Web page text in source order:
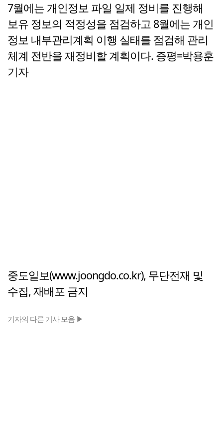
7월에는 개인정보 파일 일제 정비를 진행해
보유 정보의 적정성을 점검하고 8월에는 개인
정보 내부관리계획 이행 실태를 점검해 관리
체계 전반을 재정비할 계획이다. 증평=박용훈
기자
중도일보(www.joongdo.co.kr), 무단전재 및
수집, 재배포 금지
기자의 다른 기사 모음 ▶